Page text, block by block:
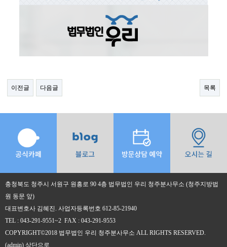
이전글 다음글 목록
충청북도 청주시 서원구 원흥로 90 4층 법무법인 우리 청주분사무소 (청주지방법
원 동문 앞)
대표변호사 김혜진. 사업자등록번호 612-85-21940
TEL : 043-291-9551~2 FAX : 043-291-9553
COPYRIGHT©2018 법무법인 우리 청주분사무소 ALL RIGHTS RESERVED.
(admin) 상단으로